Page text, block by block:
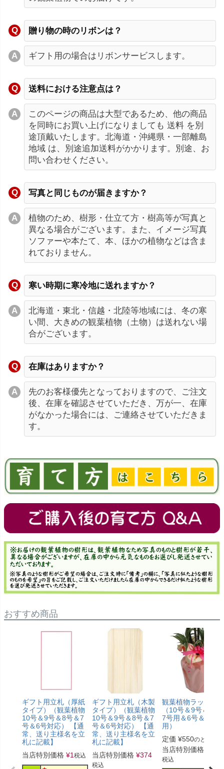
贈り物の時のリボンは？
ギフト用の場合はリボンサービスします。
送料における注意点は？
このページの商品は大型であるため、他の商品
を同時にお買い上げになりましても 送料 を別
途頂戴いたします。北海道・沖縄県・一部離島
地域 は、別途追加送料がかかります。別途、お
問い合わせください。
写真と同じものが届きますか？
植物のため、樹形・仕立て方・樹高等が写真と
異なる場合がございます。また、イメージ写真
ソファーや本たて、本、ほかの植物などは含ま
れておりません。
寒い時期に寒冷地に送れますか？
北海道・東北・信越・北陸等地域には、冬の寒
い間、大きめの観葉植物（土物）は送れない場
合がございます。
在庫はありますか？
先のお客様優先となっておりますので、ご注文
後、在庫を確認させていただき、万が一、在庫
がなかった場合には、ご連絡させていただきま
す。
おすすめ商品
ギフト用立札（厚紙
タイプ）（観葉植物
10号＆9号＆8号＆7
号＆6号対応） 【通
常、送り主様名を立
札に記載】
当店特別価格 ¥1 税込
ギフト用立札（木製
タイプ）（観葉植物
10号＆9号＆8号＆7
号＆6号対応） 【通
常、送り主様名を立
札に記載】
当店特別価格 ¥374
税込
観葉植物ラッピン
（10号＆9号＆8号
7号用＆6号＆5号
用）
定価 ¥550のところ
当店特別価格
税込